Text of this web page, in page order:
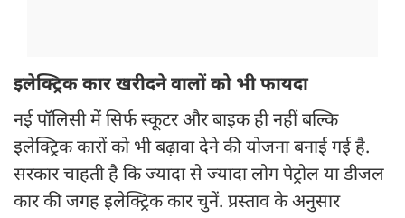
इलेक्ट्रिक कार खरीदने वालों को भी फायदा
नई पॉलिसी में सिर्फ स्कूटर और बाइक ही नहीं बल्कि
इलेक्ट्रिक कारों को भी बढ़ावा देने की योजना बनाई गई है.
सरकार चाहती है कि ज्यादा से ज्यादा लोग पेट्रोल या डीजल
कार की जगह इलेक्ट्रिक कार चुनें. प्रस्ताव के अनुसार